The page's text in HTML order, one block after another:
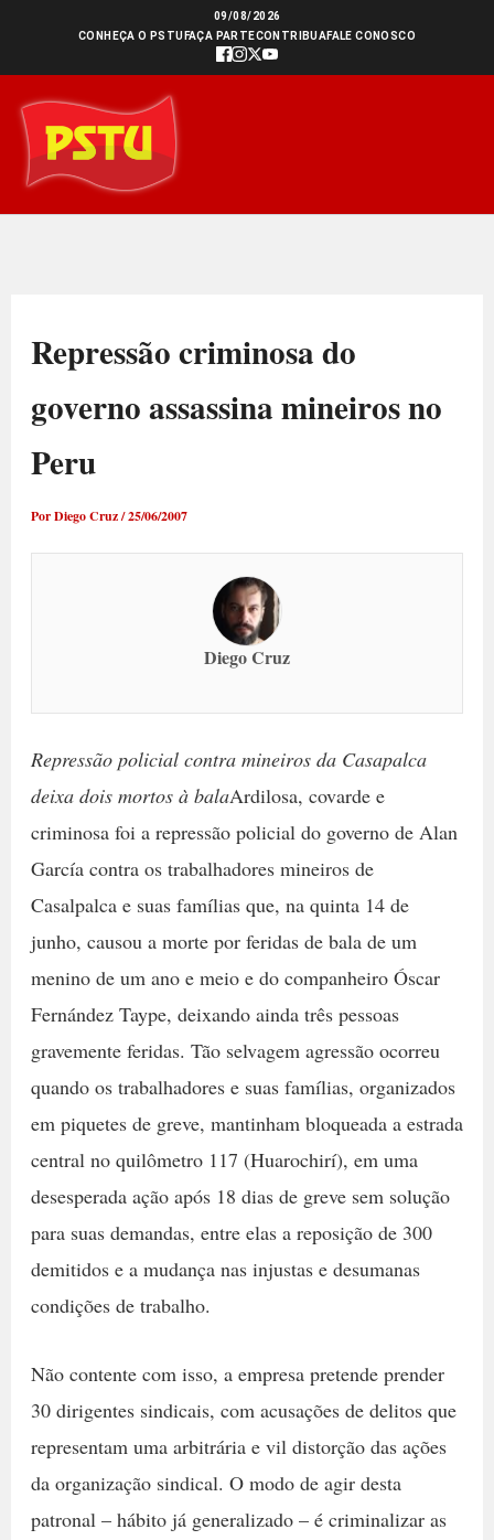
conteúdo
09/08/2026
CONHEÇA O PSTU FAÇA PARTECONTRIBUAFALE CONOSCO
Repressão criminosa do
governo assassina mineiros no
Peru
PorDiego Cruz/25/06/2007
Diego Cruz
Repressão policial contra mineiros da Casapalca
deixa dois mortos à balaArdilosa, covarde e
criminosa foi a repressão policial do governo de Alan
García contra os trabalhadores mineiros de
Casalpalca e suas famílias que, na quinta 14 de
junho, causou a morte por feridas de bala de um
menino de um ano e meio e do companheiro Óscar
Fernández Taype, deixando ainda três pessoas
gravemente feridas. Tão selvagem agressão ocorreu
quando os trabalhadores e suas famílias, organizados
em piquetes de greve, mantinham bloqueada a estrada
central no quilômetro 117 (Huarochirí), em uma
desesperada ação após 18 dias de greve sem solução
para suas demandas, entre elas a reposição de 300
demitidos e a mudança nas injustas e desumanas
condições de trabalho.
Não contente com isso, a empresa pretende prender
30 dirigentes sindicais, com acusações de delitos que
representam uma arbitrária e vil distorção das ações
da organização sindical. O modo de agir desta
patronal – hábito já generalizado – é criminalizar as